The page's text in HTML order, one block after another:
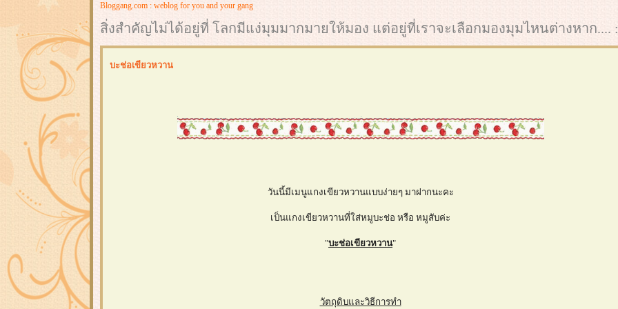
Bloggang.com : weblog for you and your gang
สิ่งสำคัญไม่ได้อยู่ที่ โลกมีแง่มุมมากมายให้มอง แต่อยู่ที่เราจะเลือกมองมุมไหนต่างหาก....
บะช่อเขียวหวาน
วันนี้มีเมนูแกงเขียวหวานแบบง่ายๆ มาฝากนะคะ
เป็นแกงเขียวหวานที่ใส่หมูบะช่อ หรือ หมูสับค่ะ
"บะช่อเขียวหวาน"
วัตถุดิบและวิธีการทำ